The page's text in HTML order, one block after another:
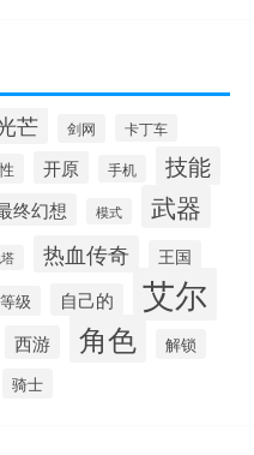
芒 剑网 卡丁车
开原 手机
技能
终幻想 模式 武器
热血传奇 王国
等级 自己的 艾尔
西游 角色 解锁
骑士